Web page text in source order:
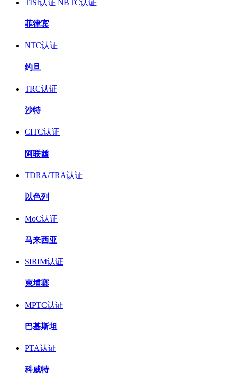
TISI认证 NBTC认证
菲律宾
NTC认证
约旦
TRC认证
沙特
CITC认证
阿联酋
TDRA/TRA认证
以色列
MoC认证
马来西亚
SIRIM认证
柬埔寨
MPTC认证
巴基斯坦
PTA认证
科威特